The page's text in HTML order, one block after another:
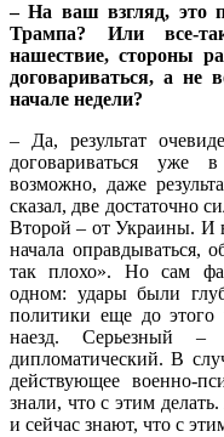
– На ваш взгляд, это
Трампа? Или все-
нашествие, стороны
договариваться, а не
начале недели?
– Да, результат
договариваться уже
возможно, даже
сказал, две достаточно
Второй – от Украины. И
начала оправдываться,
так плохо». Но сам
одном: удары были
политики еще до этого
наезд. Серьезный –
дипломатический. В
действующее военно-
знали, что с этим
и сейчас знают, что с